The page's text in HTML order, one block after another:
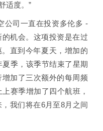
适度。”
公司一直在投资多伦多 -
机会。这项投资是在过
直到今年夏天，增加的
季，该季节结束了星期
加了三次额外的每周频
赛季增加了四个航班，
我们将在6月至8月之间